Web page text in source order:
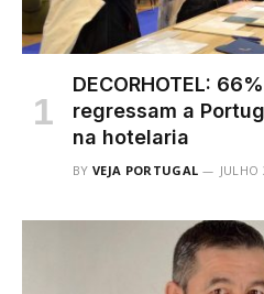
DECORHOTEL:
regressam a
na hotelaria
BY VEJA PORTUGAL JULHO